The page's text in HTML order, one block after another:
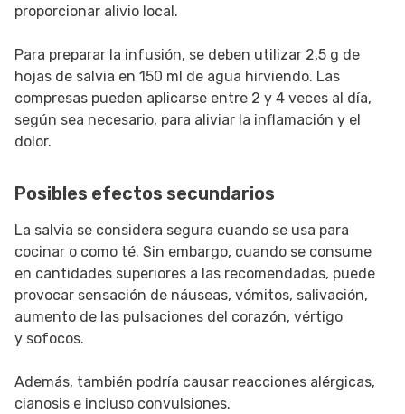
proporcionar alivio local.
Para preparar la infusión, se deben utilizar 2,5 g de
hojas de salvia en 150 ml de agua hirviendo. Las
compresas pueden aplicarse entre 2 y 4 veces al día,
según sea necesario, para aliviar la inflamación y el
dolor.
Posibles efectos secundarios
La salvia se considera segura cuando se usa para
cocinar o como té. Sin embargo, cuando se consume
en cantidades superiores a las recomendadas, puede
provocar sensación de náuseas, vómitos, salivación,
aumento de las pulsaciones del corazón, vértigo
y sofocos.
Además, también podría causar reacciones alérgicas,
cianosis e incluso convulsiones.